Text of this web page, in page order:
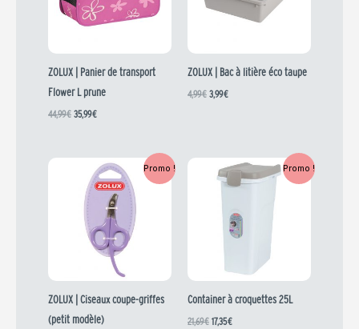
ZOLUX | Panier de transport
Flower L prune
44,99€ 35,99€
ZOLUX | Bac à litière éco taupe
4,99€ 3,99€
Promo !
ZOLUX | Ciseaux coupe-griffes
(petit modèle)
initial
était :
prix
actuel
3,99 €.
Promo !
Container à croquettes 25L
21,69€
prix
initial
21,69 €.
17,35€
Le
prix
actuel
17,35 €.